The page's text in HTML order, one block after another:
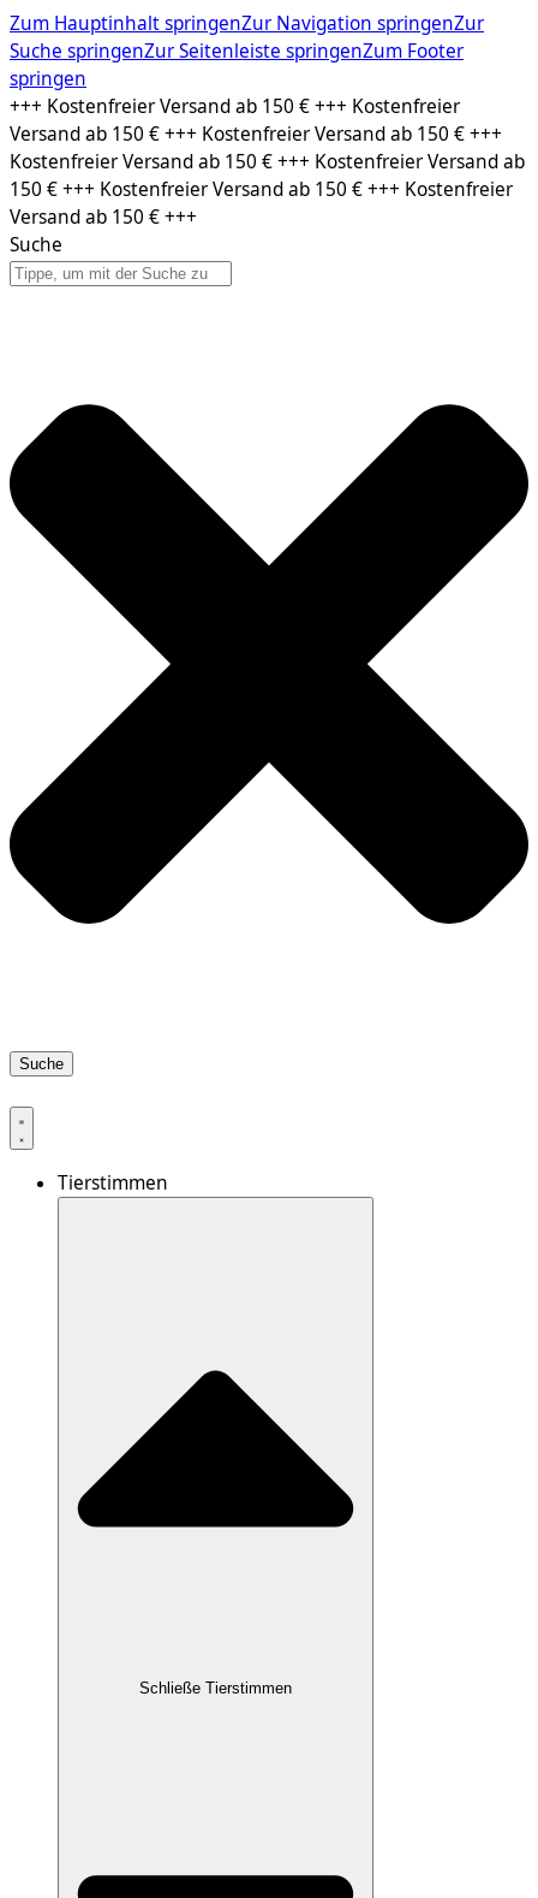
Zum Hauptinhalt springenZur Navigation springenZur
Suche springenZur Seitenleiste springenZum Footer
springen
Zum
Inhalt
springen
+++ Kostenfreier Versand ab 150 € +++ Kostenfreier
Versand ab 150 € +++ Kostenfreier Versand ab 150 € +++
Kostenfreier Versand ab 150 € +++ Kostenfreier Versand ab
150 € +++ Kostenfreier Versand ab 150 € +++ Kostenfreier
Versand ab 150 € +++
Suche
Suche
Tierstimmen
Schließe Tierstimmen